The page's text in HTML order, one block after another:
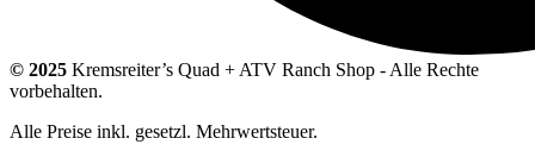
© 2025 Kremsreiter’s Quad + ATV Ranch Shop - Alle Rechte
vorbehalten.
Alle Preise inkl. gesetzl. Mehrwertsteuer.